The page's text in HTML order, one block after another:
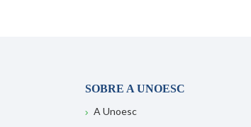
SOBRE A UNOESC
A Unoesc